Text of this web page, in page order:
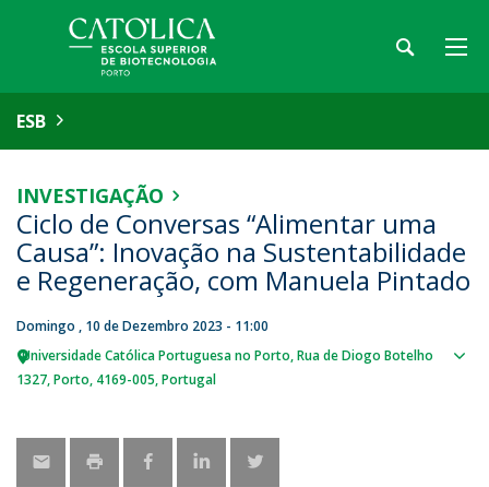
ESB
INVESTIGAÇÃO
Ciclo de Conversas “Alimentar uma
Causa”: Inovação na Sustentabilidade
e Regeneração, com Manuela Pintado
Domingo , 10 de Dezembro 2023 - 11:00
Universidade Católica Portuguesa no Porto Rua de Diogo Botelho
1327 Porto 4169-005 Portugal